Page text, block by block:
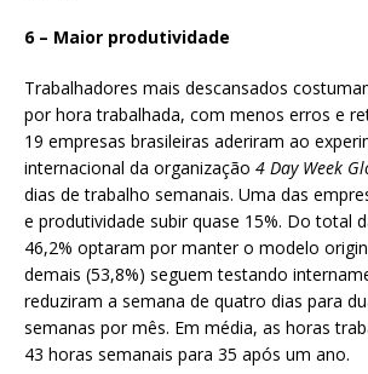
6 – Maior produtividade
Trabalhadores mais descansados
por hora trabalhada, com menos erros e
19 empresas brasileiras aderiram ao
internacional da organização 4 Day Week
dias de trabalho semanais. Uma das
e produtividade subir quase 15%. Do total
46,2% optaram por manter o modelo
demais (53,8%) seguem testando
reduziram a semana de quatro dias para
semanas por mês. Em média, as horas
43 horas semanais para 35 após um ano.